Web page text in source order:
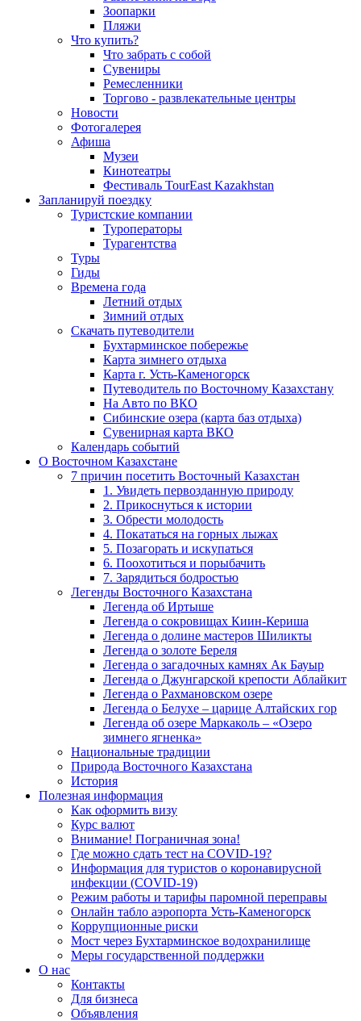
Зоопарки
Пляжи
Что купить?
Что забрать с собой
Сувениры
Ремесленники
Торгово - развлекательные центры
Новости
Фотогалерея
Афиша
Музеи
Кинотеатры
Фестиваль TourEast Kazakhstan
Запланируй поездку
Туристские компании
Туроператоры
Турагентства
Туры
Гиды
Времена года
Летний отдых
Зимний отдых
Скачать путеводители
Бухтарминское побережье
Карта зимнего отдыха
Карта г. Усть-Каменогорск
Путеводитель по Восточному Казахстану
На Авто по ВКО
Сибинские озера (карта баз отдыха)
Сувенирная карта ВКО
Календарь событий
О Восточном Казахстане
7 причин посетить Восточный Казахстан
1. Увидеть первозданную природу
2. Прикоснуться к истории
3. Обрести молодость
4. Покататься на горных лыжах
5. Позагорать и искупаться
6. Поохотиться и порыбачить
7. Зарядиться бодростью
Легенды Восточного Казахстана
Легенда об Иртыше
Легенда о сокровищах Киин-Кериша
Легенда о долине мастеров Шиликты
Легенда о золоте Береля
Легенда о загадочных камнях Ак Бауыр
Легенда о Джунгарской крепости Аблайкит
Легенда о Рахмановском озере
Легенда о Белухе – царице Алтайских гор
Легенда об озере Маркаколь – «Озеро
зимнего ягненка»
Национальные традиции
Природа Восточного Казахстана
История
Полезная информация
Как оформить визу
Курс валют
Внимание! Пограничная зона!
Где можно сдать тест на COVID-19?
Информация для туристов о коронавирусной
инфекции (COVID-19)
Режим работы и тарифы паромной переправы
Онлайн табло аэропорта Усть-Каменогорск
Коррупционные риски
Мост через Бухтарминское водохранилище
Меры государственной поддержки
О нас
Контакты
Для бизнеса
Объявления